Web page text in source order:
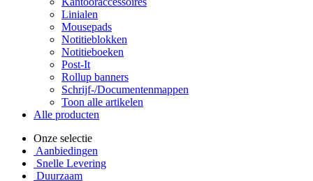
Linialen
Mousepads
Notitieblokken
Notitieboeken
Post-It
Rollup banners
Schrijf-/Documentenmappen
Toon alle artikelen
Alle producten
Onze selectie
Aanbiedingen
Snelle Levering
Duurzaam